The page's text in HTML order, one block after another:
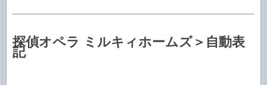
探偵オペラ ミルキィホームズ＞自動表
記